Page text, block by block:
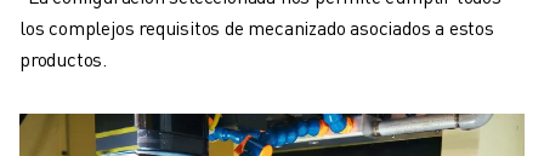
los complejos requisitos de mecanizado asociados a estos
productos.